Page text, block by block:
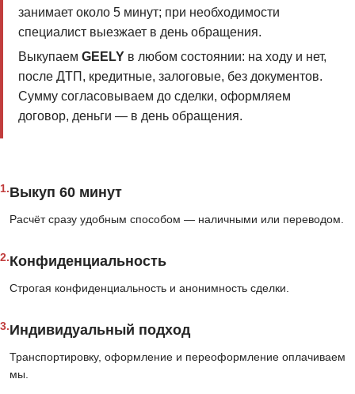
занимает около 5 минут; при необходимости
специалист выезжает в день обращения.
Выкупаем GEELYв любом состоянии: на ходу и нет,
после ДТП, кредитные, залоговые, без документов.
Сумму согласовываем до сделки, оформляем
договор, деньги — в день обращения.
1.Выкуп 60 минут
Расчёт сразу удобным способом — наличными или переводом.
2.Конфиденциальность
Строгая конфиденциальность и анонимность сделки.
3.Индивидуальный подход
Транспортировку, оформление и переоформление оплачиваем
мы.